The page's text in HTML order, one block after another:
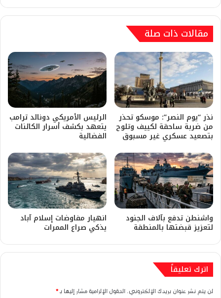
مقالات ذات صلة
نذر “يوم النصر”: موسكو تحذر
من ضربة ساحقة لكييف وتلوح
بتصعيد عسكري غير مسبوق
الرئيس الأمريكي دونالد ترامب
يتعهد بكشف أسرار الكائنات
الفضائية
​واشنطن تدفع بآلاف الجنود
لتعزيز قبضتها بالمنطقة
انهيار مفاوضات إسلام آباد
يذكي صراع الممرات
اترك تعليقاً
لن يتم نشر عنوان بريدك الإلكتروني. الحقول الإلزامية مشار إليها بـ*